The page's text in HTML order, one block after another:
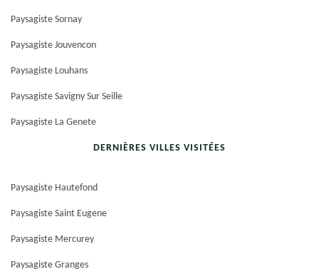
Paysagiste Sornay
Paysagiste Jouvencon
Paysagiste Louhans
Paysagiste Savigny Sur Seille
Paysagiste La Genete
DERNIÈRES VILLES VISITÉES
Paysagiste Hautefond
Paysagiste Saint Eugene
Paysagiste Mercurey
Paysagiste Granges